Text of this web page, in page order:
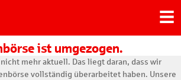
ist umgezogen.
mehr aktuell. Das liegt daran, dass wir
vollständig überarbeitet haben. Unsere